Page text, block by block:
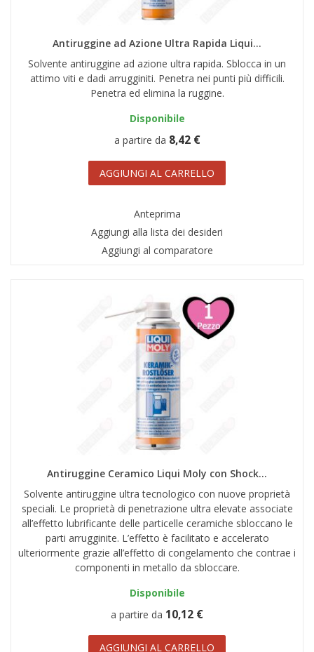
Antiruggine ad Azione Ultra Rapida Liqui...
Solvente antiruggine ad azione ultra rapida. Sblocca in un
attimo viti e dadi arrugginiti. Penetra nei punti più difficili.
Penetra ed elimina la ruggine.
Disponibile
a partire da 8,42 €
AGGIUNGI AL CARRELLO
Anteprima
Aggiungi alla lista dei desideri
Aggiungi al comparatore
Antiruggine Ceramico Liqui Moly con Shock...
Solvente antiruggine ultra tecnologico con nuove proprietà
speciali. Le proprietà di penetrazione ultra elevate associate
all’effetto lubrificante delle particelle ceramiche sbloccano le
parti arrugginite. L’effetto è facilitato e accelerato
ulteriormente grazie all’effetto di congelamento che contrae i
componenti in metallo da sbloccare.
Disponibile
a partire da 10,12 €
AGGIUNGI AL CARRELLO